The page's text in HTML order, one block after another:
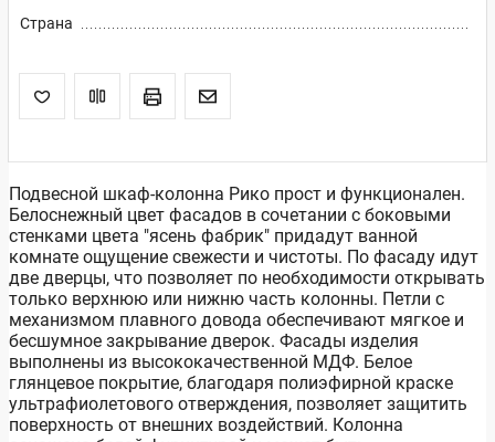
Страна
Подвесной шкаф-колонна Рико прост и функционален.
Белоснежный цвет фасадов в сочетании с боковыми
стенками цвета "ясень фабрик" придадут ванной
комнате ощущение свежести и чистоты. По фасаду идут
две дверцы, что позволяет по необходимости открывать
только верхнюю или нижню часть колонны. Петли с
механизмом плавного довода обеспечивают мягкое и
бесшумное закрывание дверок. Фасады изделия
выполнены из высококачественной МДФ. Белое
глянцевое покрытие, благодаря полиэфирной краске
ультрафиолетового отверждения, позволяет защитить
поверхность от внешних воздействий. Колонна